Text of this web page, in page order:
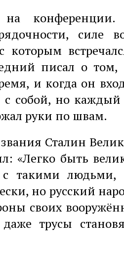
силе
писал о том,
и когда он
с собой, но каждый
руки по швам.
Сталин
«Легко быть
с такими людьми,
но русский
своих
трусы